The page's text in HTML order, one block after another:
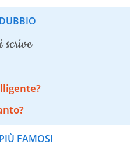
scrive
FAMOSI